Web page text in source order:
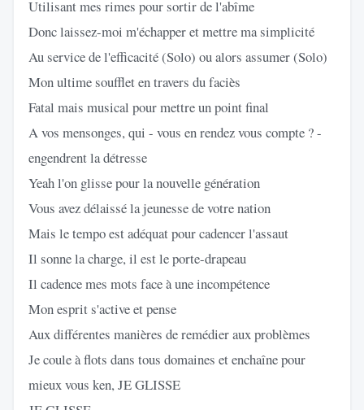
Utilisant mes rimes pour sortir de l'abîme
Donc laissez-moi m'échapper et mettre ma simplicité
Au service de l'efficacité (Solo) ou alors assumer (Solo)
Mon ultime soufflet en travers du faciès
Fatal mais musical pour mettre un point final
A vos mensonges, qui - vous en rendez vous compte ? -
engendrent la détresse
Yeah l'on glisse pour la nouvelle génération
Vous avez délaissé la jeunesse de votre nation
Mais le tempo est adéquat pour cadencer l'assaut
Il sonne la charge, il est le porte-drapeau
Il cadence mes mots face à une incompétence
Mon esprit s'active et pense
Aux différentes manières de remédier aux problèmes
Je coule à flots dans tous domaines et enchaîne pour
mieux vous ken, JE GLISSE